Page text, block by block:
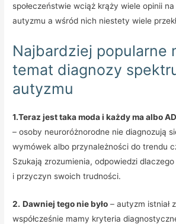
społeczeństwie wciąż krąży wiele opinii
autyzmu a wśród nich niestety wiele
Najbardziej popularne
temat diagnozy
autyzmu
1.Teraz jest taka moda i każdy ma albo
– osoby neuroróżnorodne nie diagnozują
wymówek albo przynależności do trendu
Szukają zrozumienia, odpowiedzi
i przyczyn swoich trudności.
2. Dawniej tego nie było – autyzm istniał
współcześnie mamy kryteria